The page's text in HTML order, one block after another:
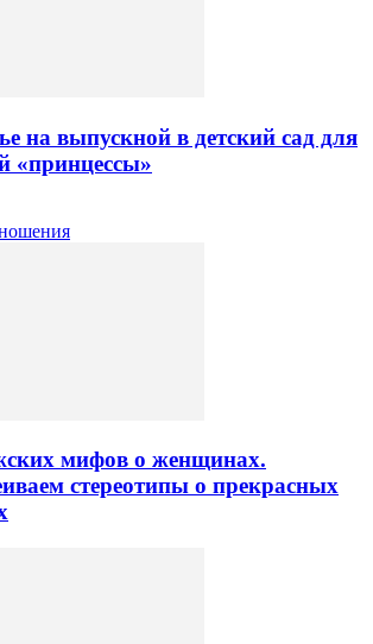
на выпускной в детский сад для
«принцессы»
мифов о женщинах.
стереотипы о прекрасных